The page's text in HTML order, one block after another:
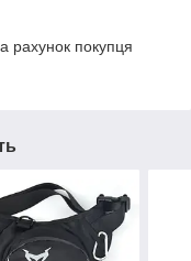
рахунок покупця